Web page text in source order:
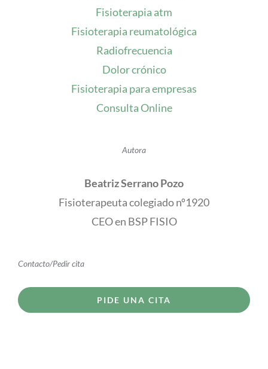
Fisioterapia atm
Fisioterapia reumatológica
Radiofrecuencia
Dolor crónico
Fisioterapia para empresas
Consulta Online
Autora
Beatriz Serrano Pozo
Fisioterapeuta colegiado nº1920
CEO en BSP FISIO
Contacto/Pedir cita
PIDE UNA CITA